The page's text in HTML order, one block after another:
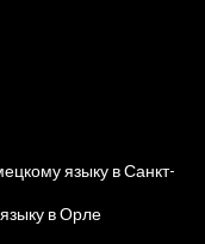
языку в Санкт-
в Орле